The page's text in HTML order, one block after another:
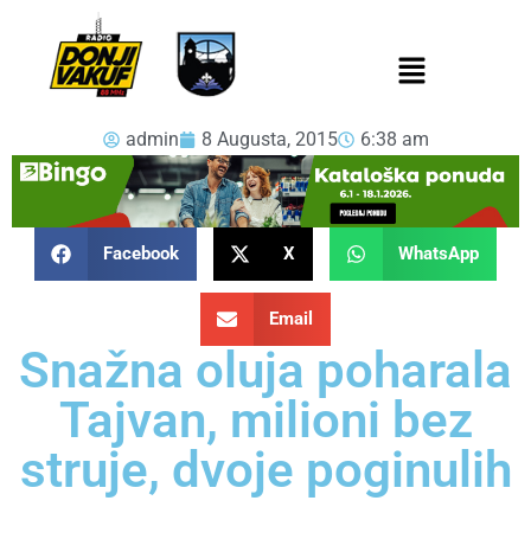
admin 8 Augusta, 2015 6:38 am
Facebook X WhatsApp
Email
Snažna oluja poharala
Tajvan, milioni bez
struje, dvoje poginulih